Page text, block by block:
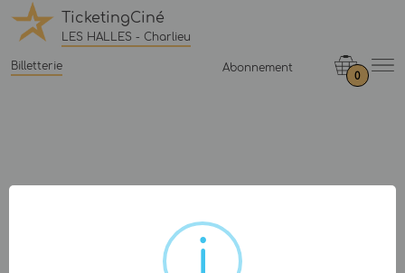
TicketingCiné
LES HALLES - Charlieu
Billetterie Abonnement
0